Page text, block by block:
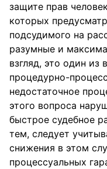
защите прав
которых
подсудимого на
разумные и
взгляд, это один
процедурно-
недостаточное
этого вопроса
быстрое судебное
тем, следует
снижения в этом
процессуальных